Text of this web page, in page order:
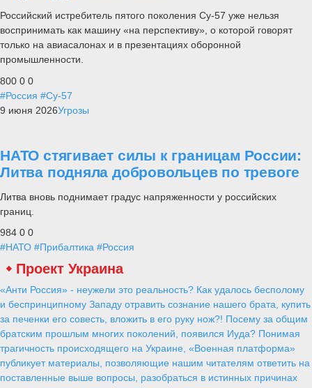
Российский истребитель пятого поколения Су-57 уже нельзя
воспринимать как машину «на перспективу», о которой говорят
только на авиасалонах и в презентациях оборонной
промышленности.
800 0 0
#Россия #Су-57
9 июня 2026Угрозы
НАТО стягивает силы к границам России:
Литва подняла добровольцев по тревоге
Литва вновь поднимает градус напряженности у российских
границ.
984 0 0
#НАТО #Прибалтика #Россия
Запад готовится к «Защитнику
Европы-21»
Alex
25 января 2021
1 030
0